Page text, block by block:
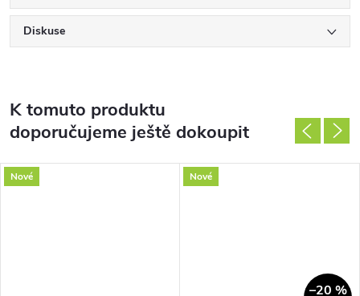
Diskuse
K tomuto produktu
doporučujeme ještě dokoupit
Nové Nové
–20 %